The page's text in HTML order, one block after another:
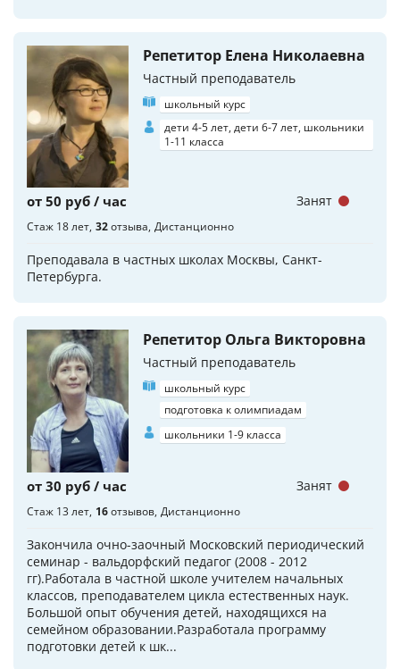
Репетитор Елена Николаевна
Частный преподаватель
школьный курс
дети 4-5 лет, дети 6-7 лет, школьники
1-11 класса
от 50 руб / час
Стаж 18 лет 32отзыва Дистанционно
Преподавала в частных школах Москвы, Санкт-
Петербурга.
Занят
Репетитор Ольга Викторовна
Частный преподаватель
школьный курс
подготовка к олимпиадам
школьники 1-9 класса
от 30 руб / час
Стаж 13 лет 16отзывов Дистанционно
Закончила очно-заочный Московский периодический
семинар - вальдорфский педагог (2008 - 2012
гг).Работала в частной школе учителем начальных
классов, преподавателем цикла естественных наук.
Большой опыт обучения детей, находящихся на
семейном образовании.Разработала программу
подготовки детей к шк...
Занят